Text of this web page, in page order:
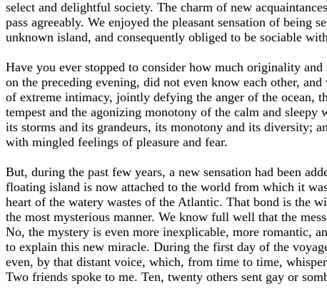
select and delightful society. The charm of new
pass agreeably. We enjoyed the pleasant sensation of being
unknown island, and consequently obliged to be sociable
Have you ever stopped to consider how much originality
on the preceding evening, did not even know each other,
of extreme intimacy, jointly defying the anger of the ocean,
tempest and the agonizing monotony of the calm and
its storms and its grandeurs, its monotony and its diversity;
with mingled feelings of pleasure and fear.
But, during the past few years, a new sensation had been
floating island is now attached to the world from which it
heart of the watery wastes of the Atlantic. That bond is the
the most mysterious manner. We know full well that the
No, the mystery is even more inexplicable, more romantic,
to explain this new miracle. During the first day of the
even, by that distant voice, which, from time to time,
Two friends spoke to me. Ten, twenty others sent gay or